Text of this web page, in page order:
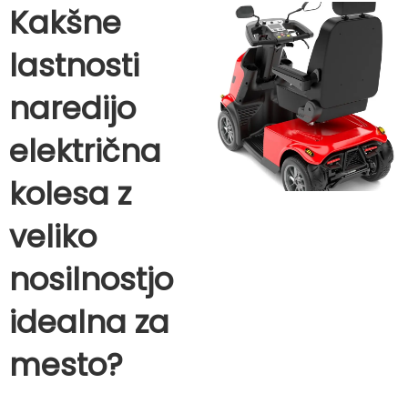
Kakšne
lastnosti
naredijo
električna
kolesa z
veliko
nosilnostjo
idealna za
mesto?